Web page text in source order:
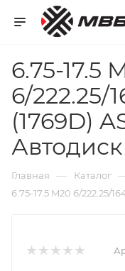
6.75-17.5
6/222.25/
(1769D)
Автодиск
Главная — Каталог
6.75-17.5 M20 6/222.25/